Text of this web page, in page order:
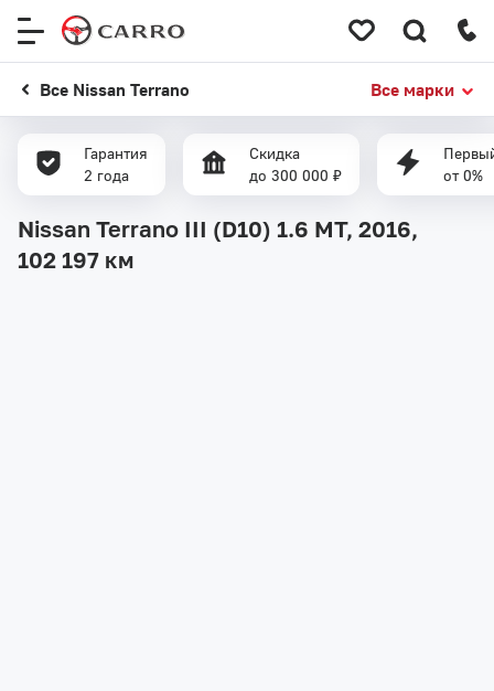
Все Nissan Terrano Все марки
Гарантия
2 года
Скидка
до 300 000 ₽
от 0%
Nissan Terrano III (D10) 1.6 MT, 2016,
102 197 км